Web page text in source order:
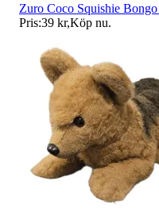
Zuro Coco Squishie
Pris:39 kr,Köp nu.